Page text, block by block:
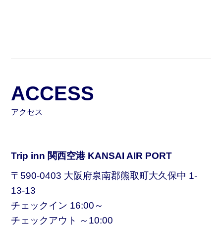
ACCESS
アクセス
Trip inn 関西空港 KANSAI AIR PORT
〒590-0403 大阪府泉南郡熊取町大久保中 1-
13-13
チェックイン 16:00～
チェックアウト ～10:00